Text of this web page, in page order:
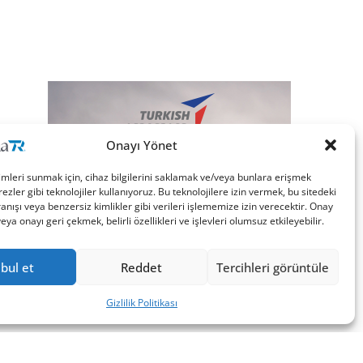
Onayı Yönet
sunmak için, cihaz bilgilerini saklamak ve/veya bunlara erişmek
gibi teknolojiler kullanıyoruz. Bu teknolojilere izin vermek, bu sitedeki
veya benzersiz kimlikler gibi verileri işlememize izin verecektir. Onay
onayı geri çekmek, belirli özellikleri ve işlevleri olumsuz etkileyebilir.
et Reddet Tercihleri görüntüle
Gizlilik Politikası